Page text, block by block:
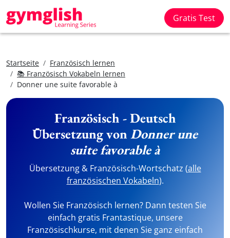
Gratis Test
Startseite
Französisch lernen
📚 Französisch Vokabeln lernen
Donner une suite favorable à
Französisch - Deutsch
Übersetzung vonDonner une
suite favorable à
Übersetzung & Französisch-Wortschatz (alle
französischen Vokabeln).
Wollen Sie Französisch lernen? Dann testen Sie
einfach gratis Frantastique, unsere
Französischkurse, mit denen Sie ganz einfach